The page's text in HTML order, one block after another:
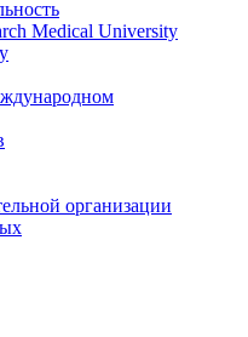
Medical University
организации